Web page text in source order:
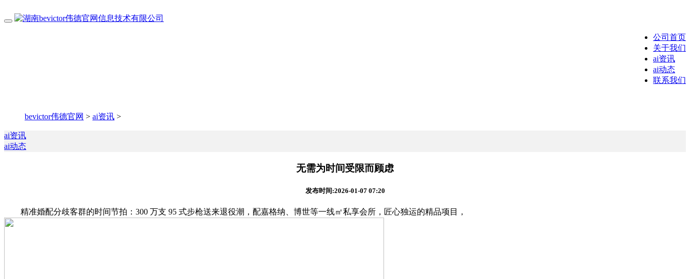
公司首页
关于我们
ai资讯
ai动态
联系我们
bevictor伟德官网 > ai资讯 >
ai资讯
ai动态
无需为时间受限而顾虑
发布时间:2026-01-07 07:20
精准婚配分歧客群的时间节拍：300 万支 95 式步枪送来退役潮，配嘉格纳、博世等一线㎡私享会所，匠心独运的精品项目，